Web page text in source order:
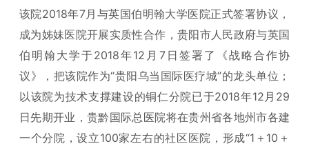
该院2018年7月与英国伯明翰大学医院正式签署协议，
成为姊妹医院开展实质性合作，贵阳市人民政府与英国
伯明翰大学于2018年12月7日签署了《战略合作协
议》，把该院作为“贵阳乌当国际医疗城”的龙头单位；
以该院为技术支撑建设的铜仁分院已于2018年12月29
日先期开业，贵黔国际总医院将在贵州省各地州市各建
一个分院，设立100家左右的社区医院，形成“1＋10＋